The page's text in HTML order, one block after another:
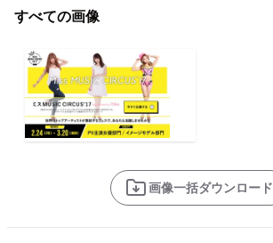
すべての画像
画像一括ダウンロード